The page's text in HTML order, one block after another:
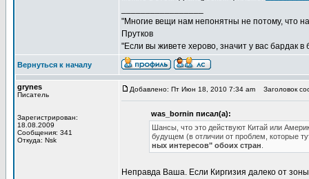
"Многие вещи нам непонятны не потому, что
Прутков
"Если вы живете херово, значит у вас бардак
Вернуться к началу
grynes
Писатель
Зарегистрирован:
18.08.2009
Сообщения: 341
Откуда: Nsk
Добавлено: Пт Июн 18, 2010 7:34 am Заголовок
was_bornin писал(а):
Шансы, что это действуют Китай или
будущем (в отличии от проблем, которые
ных интересов" обоих стран
Неправда Ваша. Если Киргизия далеко от